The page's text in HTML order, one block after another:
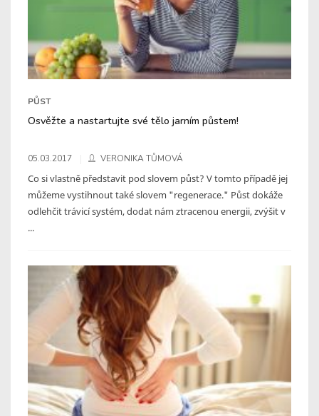
PŮST
Osvěžte a nastartujte své tělo jarním půstem!
05.03.2017 VERONIKA TŮMOVÁ
Co si vlastně představit pod slovem půst? V tomto případě jej
můžeme vystihnout také slovem "regenerace." Půst dokáže
odlehčit trávicí systém, dodat nám ztracenou energii, zvýšit v
...